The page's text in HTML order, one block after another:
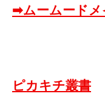
➡ムームードメ
ピカキチ叢書